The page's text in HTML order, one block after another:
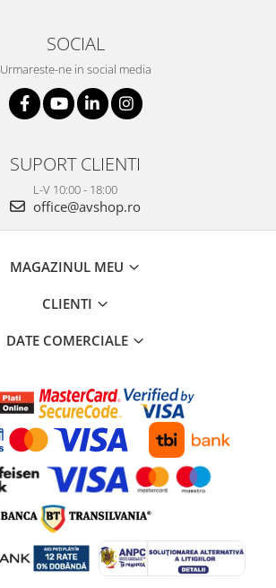
SOCIAL
Urmareste-ne in social media
SUPORT CLIENTI
L-V 10:00 - 18:00
office@avshop.ro
MAGAZINUL MEU
CLIENTI
DATE COMERCIALE